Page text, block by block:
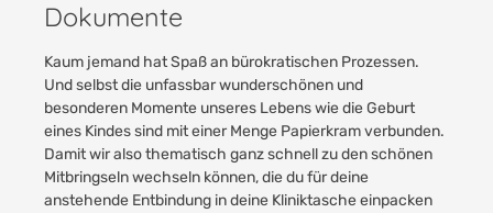
Dokumente
Kaum jemand hat Spaß an bürokratischen Prozessen.
Und selbst die unfassbar wunderschönen und
besonderen Momente unseres Lebens wie die Geburt
eines Kindes sind mit einer Menge Papierkram verbunden.
Damit wir also thematisch ganz schnell zu den schönen
Mitbringseln wechseln können, die du für deine
anstehende Entbindung in deine Kliniktasche einpacken